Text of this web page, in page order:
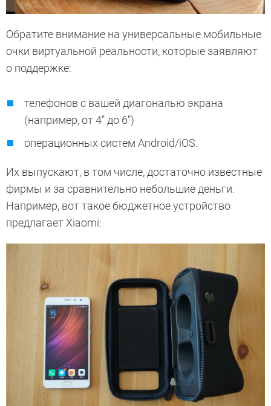
Обратите внимание на универсальные мобильные
очки виртуальной реальности, которые заявляют
о поддержке:
телефонов с вашей диагональю экрана
(например, от 4″ до 6″)
операционных систем Android/iOS.
Их выпускают, в том числе, достаточно известные
фирмы и за сравнительно небольшие деньги.
Например, вот такое бюджетное устройство
предлагает Xiaomi: